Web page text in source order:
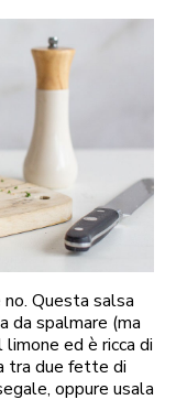
Questa salsa
da spalmare (ma
ed è ricca di
tra due fette di
oppure usala